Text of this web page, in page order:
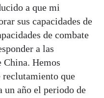
a que mi
sus capacidades de
de combate
a las
Hemos
reclutamiento que
un año el periodo de